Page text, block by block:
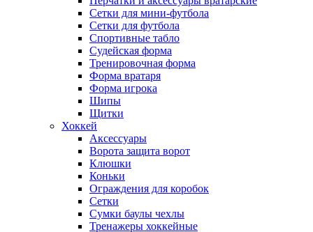
Сетки для мини-футбола
Сетки для футбола
Спортивные табло
Судейская форма
Тренировочная форма
Форма вратаря
Форма игрока
Шипы
Щитки
Хоккей
Аксессуары
Ворота защита ворот
Клюшки
Коньки
Ограждения для коробок
Сетки
Сумки баулы чехлы
Тренажеры хоккейные